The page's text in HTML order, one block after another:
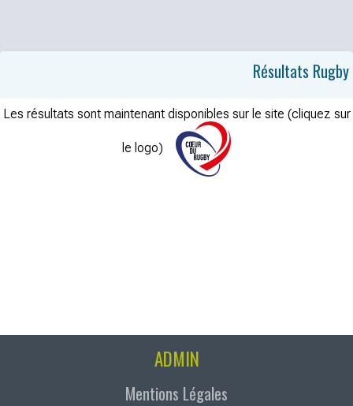
Résultats Rugby
Les résultats sont maintenant disponibles sur le site (cliquez sur
le logo)
ADMIN
Mentions Légales